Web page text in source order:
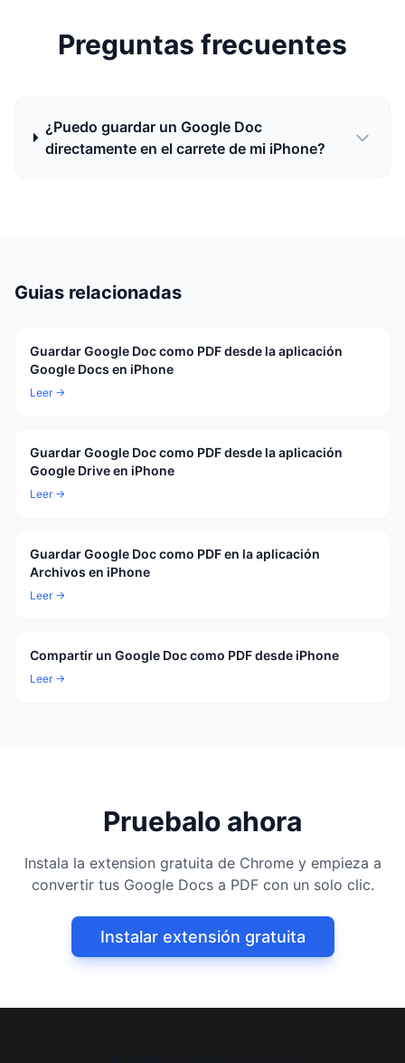
Preguntas frecuentes
¿Puedo guardar un Google Doc
directamente en el carrete de mi iPhone?
Guias relacionadas
Guardar Google Doc como PDF desde la aplicación
Google Docs en iPhone
Leer →
Guardar Google Doc como PDF desde la aplicación
Google Drive en iPhone
Leer →
Guardar Google Doc como PDF en la aplicación
Archivos en iPhone
Leer →
Compartir un Google Doc como PDF desde iPhone
Leer →
Pruebalo ahora
Instala la extension gratuita de Chrome y empieza a
convertir tus Google Docs a PDF con un solo clic.
Instalar extensión gratuita